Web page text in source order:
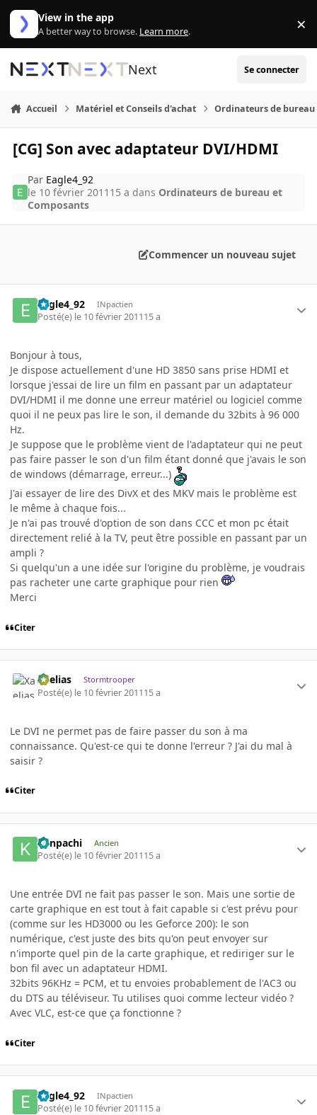
Aller au contenu
View in the app
A better way to browse. Learn more. ×
Next Se connecter
Accueil Matériel et Conseils d'achat Ordinateurs de bureau
[CG] Son avec adaptateur DVI/HDMI
Par Eagle4_92
le 10 février 2011 15 a dans Ordinateurs de bureau et
Composants
Commencer un nouveau sujet
Eagle4_92 INpactien
Posté(e) le 10 février 201115 a
Bonjour à tous,
Je dispose actuellement d'une HD 3850 sans prise HDMI et
lorsque j'essai de lire un film en passant par un adaptateur
DVI/HDMI il me donne une erreur matériel ou logiciel comme
quoi il ne peux pas lire le son, il demande du 32bits à 96 000
Hz.
Je suppose que le problème vient de l'adaptateur qui ne peut
pas faire passer le son d'un film étant donné que j'avais le son
de windows (démarrage, erreur...)
J'ai essayer de lire des DivX et des MKV mais le problème est
le même à chaque fois...
Je n'ai pas trouvé d'option de son dans CCC et mon pc était
directement relié à la TV, peut être possible en passant par un
ampli ?
Si quelqu'un a une idée sur l'origine du problème, je voudrais
pas racheter une carte graphique pour rien
Merci
Citer
Xaelias Stormtrooper
Posté(e) le 10 février 201115 a
Le DVI ne permet pas de faire passer du son à ma
connaissance. Qu'est-ce qui te donne l'erreur ? J'ai du mal à
saisir ?
Citer
Kenpachi Ancien
Posté(e) le 10 février 201115 a
Une entrée DVI ne fait pas passer le son. Mais une sortie de
carte graphique en est tout à fait capable si c'est prévu pour
(comme sur les HD3000 ou les Geforce 200): le son
numérique, c'est juste des bits qu'on peut envoyer sur
n'importe quel pin de la carte graphique, et rediriger sur le
bon fil avec un adaptateur HDMI.
32bits 96KHz = PCM, et tu envoies probablement de l'AC3 ou
du DTS au téléviseur. Tu utilises quoi comme lecteur vidéo ?
Avec VLC, est-ce que ça fonctionne ?
Citer
Eagle4_92 INpactien
Posté(e) le 10 février 201115 a